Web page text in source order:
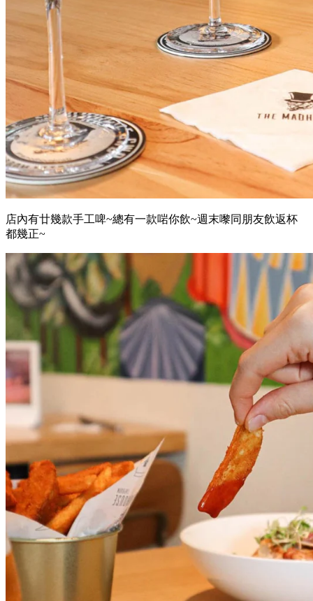
店內有廿幾款手工啤~總有一款啱你飲~週末嚟同朋友飲返杯
都幾正~